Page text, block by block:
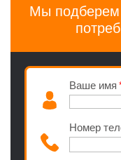
Мы подберем
Ваше имя
Номер